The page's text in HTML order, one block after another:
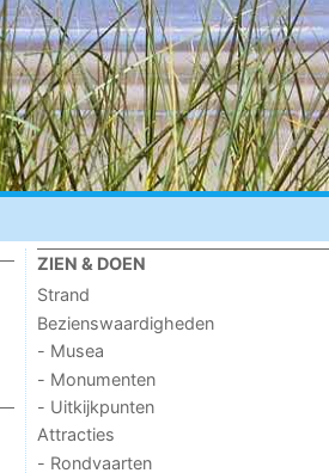
ZIEN & DOEN
Strand
Bezienswaardigheden
- Musea
- Monumenten
- Uitkijkpunten
Attracties
- Rondvaarten